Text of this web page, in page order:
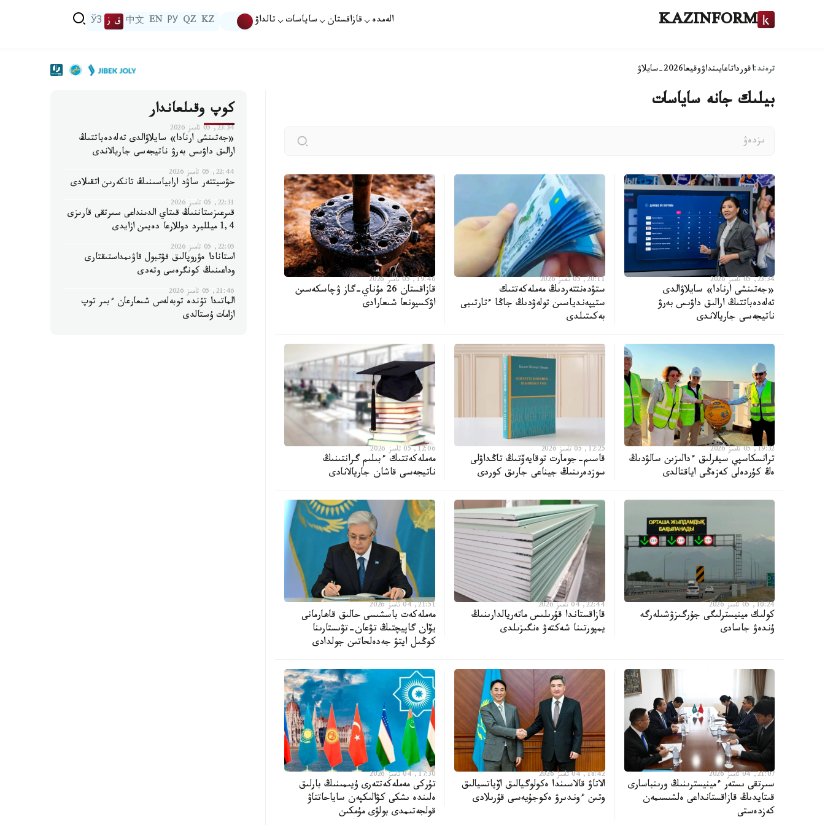
KAZINFORM الەمدە قازاقستان ساياسات تالداۋ KZ
QZ
РУ
EN
中文 ق ز ЎЗ
ترەند:اقورداتاعايىنداۋوقيعا2026-سايلاۋ
بيلىك جانە ساياسات
23:34, 05 تامىز 2026
«جەتىنشى ارنادا» سايلاۋالدى
تەلەدەباتتىڭ ارالىق داۋىس بەرۋ
ناتيجەسى جاريالاندى
20:11, 05 تامىز 2026
ستۋدەنتتەردىڭ مەملەكەتتىك
ستيپەندياسىن تولەۋدىڭ جاڭا ءتارتىبى
بەكىتىلدى
19:46, 05 تامىز 2026
قازاقستان 26 مۇناي-گاز ۋچاسكەسىن
اۋكسيونعا شىعارادى
19:32, 05 تامىز 2026
ترانسكاسپي سيفرلىق ءدالىزىن سالۋدىڭ
ەڭ كۇردەلى كەزەڭى اياقتالدى
12:25, 05 تامىز 2026
قاسىم-جومارت توقايەۆتىڭ تاڭداۋلى
سوزدەرىنىڭ جيناعى جارىق كوردى
12:06, 05 تامىز 2026
مەملەكەتتىك ءبىلىم گرانتىنىڭ
ناتيجەسى قاشان جاريالانادى
10:24, 05 تامىز 2026
كولىك مينيسترلىگى جۇرگىزۋشىلەرگە
ۇندەۋ جاسادى
22:44, 04 تامىز 2026
قازاقستاندا قۇرىلىس ماتەريالدارىنىڭ
يمپورتىنا شەكتەۋ ەنگىزىلدى
21:51, 04 تامىز 2026
مەملەكەت باسشىسى حالىق قاھارمانى
يۆان گاپيچتىڭ تۋعان-تۋىستارىنا
كوڭىل ايتۋ جەدەلحاتىن جولدادى
21:07, 04 تامىز 2026
سىرتقى ىستەر ءمينيسترىنىڭ ورىنباسارى
قىتايدىڭ قازاقستانداعى ەلشىسىمەن
كەزدەستى
18:42, 04 تامىز 2026
الاتاۋ قالاسىندا ەكولوگيالىق اۆياتسيالىق
وتىن ءوندىرۋ ەكوجۇيەسى قۇرىلادى
17:30, 04 تامىز 2026
تۇركى مەملەكەتتەرى ۇيىمىنىڭ بارلىق
ەلىندە ىشكى كۋالىكپەن ساياحاتتاۋ
قولجەتىمدى بولۋى مۇمكىن
كوپ وقىلعاندار
23:34, 05 تامىز 2026
«جەتىنشى ارنادا» سايلاۋالدى تەلەدەباتتىڭ
ارالىق داۋىس بەرۋ ناتيجەسى جاريالاندى
22:44, 05 تامىز 2026
حۋسيتتەر ساۋد ارابياسىنىڭ تانكەرىن اتقىلادى
22:31, 05 تامىز 2026
قىرعىزستاننىڭ قىتاي الدىنداعى سىرتقى قارىزى
1,4 ميلليرد دوللارعا دەيىن ازايدى
22:05, 05 تامىز 2026
استانادا ەۋروپالىق فۋتبول قاۋىمداستىقتارى
وداعىنىڭ كونگرەسى وتەدى
21:46, 05 تامىز 2026
الماتىدا تۇندە توبەلەس شىعارعان ءبىر توپ
ازامات ۇستالدى